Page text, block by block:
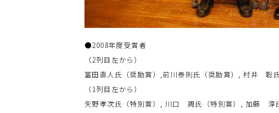
●2008年度受賞者
（2列目左から）
冨田直人氏（奨励賞）,前川泰則氏（奨励賞）, 村井 聡氏
（1列目左から）
矢野孝次氏（特別賞）, 川口 周氏（特別賞）, 加藤 淳